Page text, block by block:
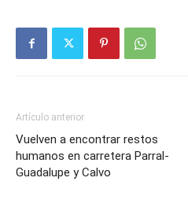
Artículo anterior
Vuelven a encontrar restos
humanos en carretera Parral-
Guadalupe y Calvo